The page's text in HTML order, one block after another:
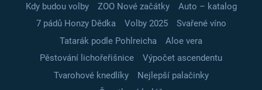
Kdy budou volby
ZOO Nové začátky
Auto – katalog
7 pádů Honzy Dědka
Volby 2025
Svařené víno
Tatarák podle Pohlreicha
Aloe vera
Pěstování lichořeřišnice
Výpočet ascendentu
Tvarohové knedlíky
Nejlepší palačinky